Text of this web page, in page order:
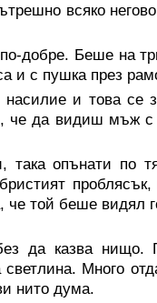
всяко
добре. Беше на
и с пушка през
и това се
че да видиш мъж
опънати по
той беше видял
да казва нищо.
светлина. Много
нито дума.